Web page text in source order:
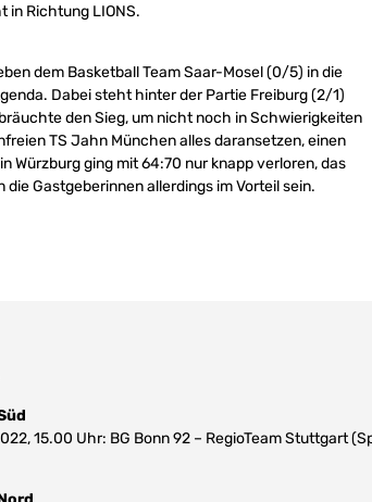
in Richtung LIONS.
dem Basketball Team Saar-Mosel (0/5) in die
Dabei steht hinter der Partie Freiburg (2/1)
den Sieg, um nicht noch in Schwierigkeiten
TS Jahn München alles daransetzen, einen
Würzburg ging mit 64:70 nur knapp verloren, das
Gastgeberinnen allerdings im Vorteil sein.
15.00 Uhr: BG Bonn 92 – RegioTeam Stuttgart